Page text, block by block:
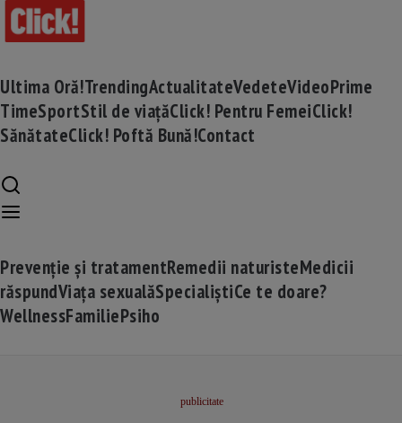
Ultima Oră!TrendingActualitateVedeteVideoPrime
TimeSportStil de viațăClick! Pentru FemeiClick!
SănătateClick! Poftă Bună!Contact
Prevenție și tratamentRemedii naturisteMedicii
răspundViața sexualăSpecialiștiCe te doare?
WellnessFamiliePsiho